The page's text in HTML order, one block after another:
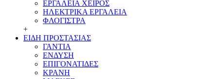
ΕΡΓΑΛΕΙΑ ΧΕΙΡΟΣ
ΗΛΕΚΤΡΙΚΑ ΕΡΓΑΛΕΙΑ
ΦΛΟΓΙΣΤΡΑ
+
ΕΙΔΗ ΠΡΟΣΤΑΣΙΑΣ
ΓΑΝΤΙΑ
ΕΝΔΥΣΗ
ΕΠΙΓΟΝΑΤΙΔΕΣ
ΚΡΑΝΗ